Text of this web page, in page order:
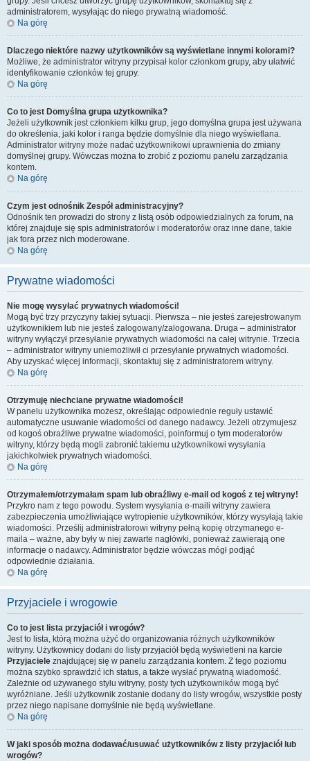
administratorem, wysyłając do niego prywatną wiadomość.
Na górę
Dlaczego niektóre nazwy użytkowników są wyświetlane innymi kolorami?
Możliwe, że administrator witryny przypisał kolor członkom grupy, aby ułatwić
identyfikowanie członków tej grupy.
Na górę
Co to jest Domyślna grupa użytkownika?
Jeżeli użytkownik jest członkiem kilku grup, jego domyślna grupa jest używana
do określenia, jaki kolor i ranga będzie domyślnie dla niego wyświetlana.
Administrator witryny może nadać użytkownikowi uprawnienia do zmiany
domyślnej grupy. Wówczas można to zrobić z poziomu panelu zarządzania
kontem.
Na górę
Czym jest odnośnik Zespół administracyjny?
Odnośnik ten prowadzi do strony z listą osób odpowiedzialnych za forum, na
której znajduje się spis administratorów i moderatorów oraz inne dane, takie
jak fora przez nich moderowane.
Na górę
Prywatne wiadomości
Nie mogę wysyłać prywatnych wiadomości!
Mogą być trzy przyczyny takiej sytuacji. Pierwsza – nie jesteś zarejestrowanym
użytkownikiem lub nie jesteś zalogowany/zalogowana. Druga – administrator
witryny wyłączył przesyłanie prywatnych wiadomości na całej witrynie. Trzecia
– administrator witryny uniemożliwił ci przesyłanie prywatnych wiadomości.
Aby uzyskać więcej informacji, skontaktuj się z administratorem witryny.
Na górę
Otrzymuję niechciane prywatne wiadomości!
W panelu użytkownika możesz, określając odpowiednie reguły ustawić
automatyczne usuwanie wiadomości od danego nadawcy. Jeżeli otrzymujesz
od kogoś obraźliwe prywatne wiadomości, poinformuj o tym moderatorów
witryny, którzy będą mogli zabronić takiemu użytkownikowi wysyłania
jakichkolwiek prywatnych wiadomości.
Na górę
Otrzymałem/otrzymałam spam lub obraźliwy e-mail od kogoś z tej witryny!
Przykro nam z tego powodu. System wysyłania e-maili witryny zawiera
zabezpieczenia umożliwiające wytropienie użytkowników, którzy wysyłają takie
wiadomości. Prześlij administratorowi witryny pełną kopię otrzymanego e-
maila – ważne, aby były w niej zawarte nagłówki, ponieważ zawierają one
informacje o nadawcy. Administrator będzie wówczas mógł podjąć
odpowiednie działania.
Na górę
Przyjaciele i wrogowie
Co to jest lista przyjaciół i wrogów?
Jest to lista, którą można użyć do organizowania różnych użytkowników
witryny. Użytkownicy dodani do listy przyjaciół będą wyświetleni na karcie
Przyjaciele znajdującej się w panelu zarządzania kontem. Z tego poziomu
można szybko sprawdzić ich status, a także wysłać prywatną wiadomość.
Zależnie od używanego stylu witryny, posty tych użytkowników mogą być
wyróżniane. Jeśli użytkownik zostanie dodany do listy wrogów, wszystkie posty
przez niego napisane domyślnie nie będą wyświetlane.
Na górę
W jaki sposób można dodawać/usuwać użytkowników z listy przyjaciół lub
wrogów?